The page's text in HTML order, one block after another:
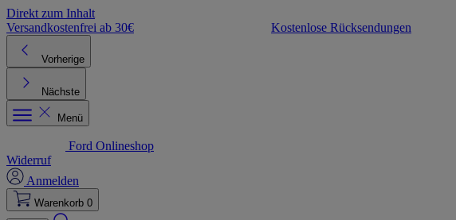
Direkt zum Inhalt
Versandkostenfrei ab 30€
Kostenlose Rücksendungen
Vorherige
Nächste
Menü
Ford Onlineshop
Widerruf
Anmelden
Warenkorb 0